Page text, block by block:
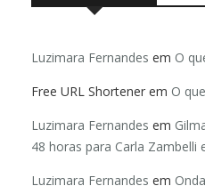
Luzimara Fernandes em O
Free URL Shortener em O
Luzimara Fernandes em
48 horas para Carla Zambelli
Luzimara Fernandes em